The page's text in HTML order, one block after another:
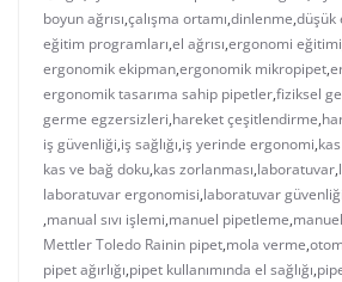
boyun ağrısı,çalışma ortamı,dinlenme,düşük
eğitim programları,el ağrısı,ergonomi eğitimi
ergonomik ekipman,ergonomik mikropipet,
ergonomik tasarıma sahip pipetler,fiziksel
germe egzersizleri,hareket çeşitlendirme,
iş güvenliği,iş sağlığı,iş yerinde ergonomi,
kas ve bağ doku,kas zorlanması,laboratuvar,
laboratuvar ergonomisi,laboratuvar güvenliği
,manual sıvı işlemi,manuel pipetleme,
Mettler Toledo Rainin pipet,mola verme,
pipet ağırlığı,pipet kullanımında el sağlığı,